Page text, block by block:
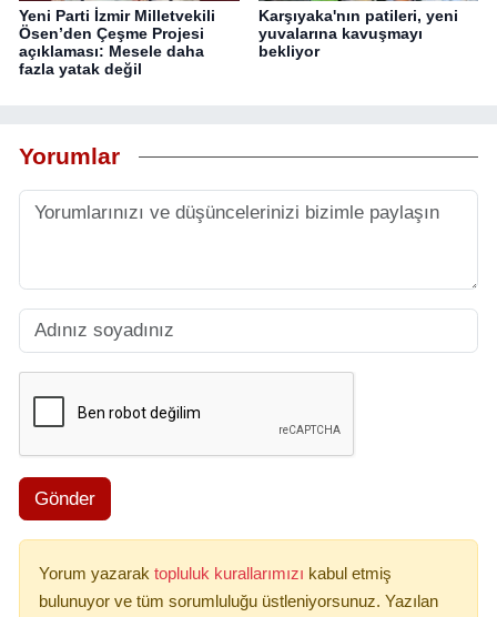
Yeni Parti İzmir Milletvekili
Ösen’den Çeşme Projesi
açıklaması: Mesele daha
fazla yatak değil
Karşıyaka'nın patileri, yeni
yuvalarına kavuşmayı
bekliyor
Yorumlar
Gönder
Yorum yazarak topluluk kurallarımızı kabul etmiş
bulunuyor ve tüm sorumluluğu üstleniyorsunuz. Yazılan